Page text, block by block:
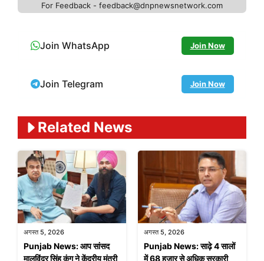
For Feedback - feedback@dnpnewsnetwork.com
Join WhatsApp Join Now
Join Telegram Join Now
Related News
अगस्त 5, 2026
Punjab News: आप सांसद
मालविंदर सिंह कंग ने केंद्रीय मंत्री
अगस्त 5, 2026
Punjab News: साढ़े 4 सालों
में 68 हजार से अधिक सरकारी